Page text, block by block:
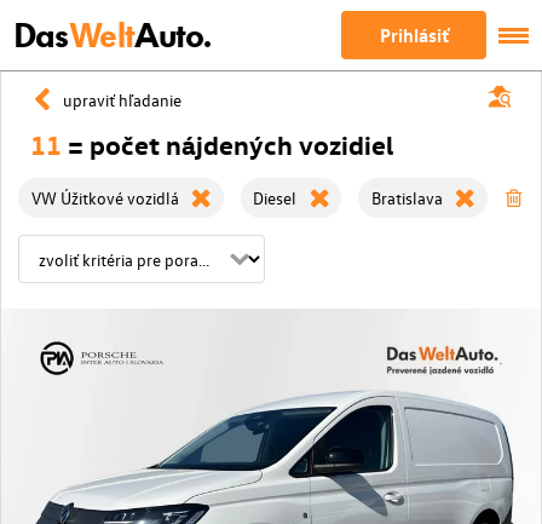
DasWeltAuto. Prihlásiť
upraviť hľadanie
11 = počet nájdených vozidiel
VW Úžitkové vozidlá Diesel Bratislava